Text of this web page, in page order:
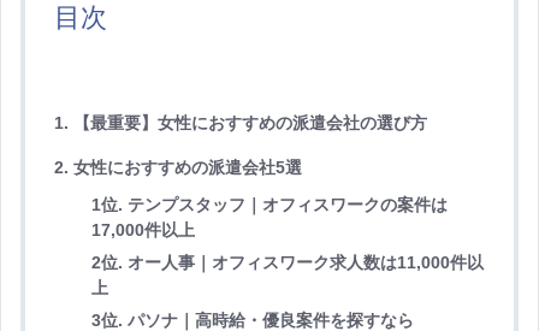
目次
1. 【最重要】女性におすすめの派遣会社の選び方
2. 女性におすすめの派遣会社5選
1位. テンプスタッフ｜オフィスワークの案件は
17,000件以上
2位. オー人事｜オフィスワーク求人数は11,000件以
上
3位. パソナ｜高時給・優良案件を探すなら